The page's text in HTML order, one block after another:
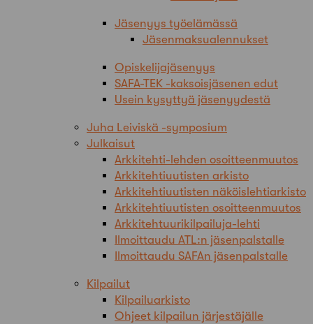
Jäsenyys työelämässä
Jäsenmaksualennukset
Opiskelijajäsenyys
SAFA-TEK -kaksoisjäsenen edut
Usein kysyttyä jäsenyydestä
Juha Leiviskä -symposium
Julkaisut
Arkkitehti-lehden osoitteenmuutos
Arkkitehtiuutisten arkisto
Arkkitehtiuutisten näköislehtiarkisto
Arkkitehtiuutisten osoitteenmuutos
Arkkitehtuurikilpailuja-lehti
Ilmoittaudu ATL:n jäsenpalstalle
Ilmoittaudu SAFAn jäsenpalstalle
Kilpailut
Kilpailuarkisto
Ohjeet kilpailun järjestäjälle